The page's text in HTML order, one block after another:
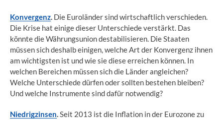
Konvergenz. Die Euroländer sind wirtschaftlich verschieden.
Die Krise hat einige dieser Unterschiede verstärkt. Das
könnte die Währungsunion destabilisieren. Die Staaten
müssen sich deshalb einigen, welche Art der Konvergenz ihnen
am wichtigsten ist und wie sie diese erreichen können. In
welchen Bereichen müssen sich die Länder angleichen?
Welche Unterschiede dürfen oder sollten bestehen bleiben?
Und welche Instrumente sind dafür notwendig?
Niedrigzinsen.Seit 2013 ist die Inflation in der Eurozone zu